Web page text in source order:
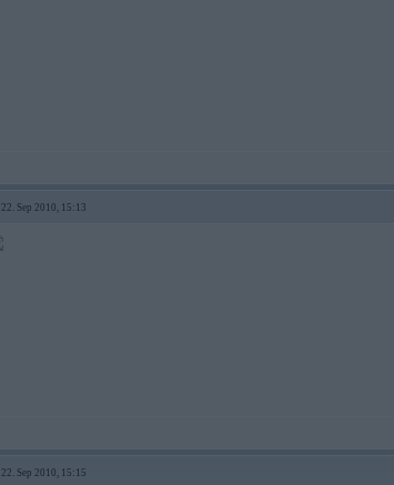
22. Sep 2010, 15:13
22. Sep 2010, 15:15